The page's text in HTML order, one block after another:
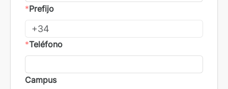
*Prefijo
*Teléfono
Campus